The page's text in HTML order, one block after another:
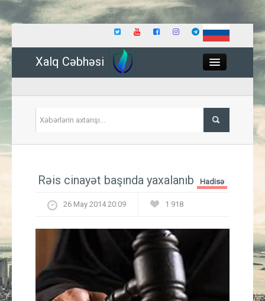
Xalq Cəbhəsi
İqtisadiyyat
Hadisə
Güney Azərbaycan
Rəis cinayət başında yaxalanıb Hadisə
26 May 2014 20:09 1 918